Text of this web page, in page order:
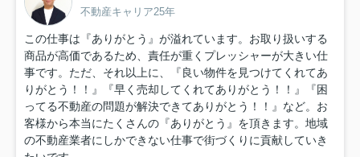
不動産キャリア25年
この仕事は『ありがとう』が溢れています。お取り扱いする
商品が高価であるため、責任が重くプレッシャーが大きい仕
事です。ただ、それ以上に、『良い物件を見つけてくれてあ
りがとう！！』『早く売却してくれてありがとう！！』『困
ってる不動産の問題が解決できてありがとう！！』など。お
客様から本当にたくさんの『ありがとう』を頂きます。地域
の不動産業者にしかできない仕事で街づくりに貢献していき